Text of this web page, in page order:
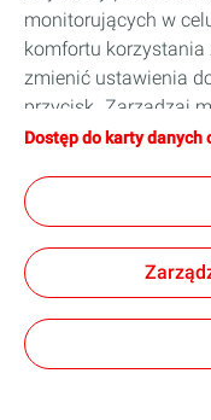
Porady i
O TotalEnergies
Zostań naszym
Informacje
Kodeks
monitorujących w
komfortu korzystania
zmienić ustawienia
przycisk „Zarządzaj
przycisk
kliknięcia przycisku
techniczne pliki
funkcjonowania
można znaleźć na
Dostęp do karty